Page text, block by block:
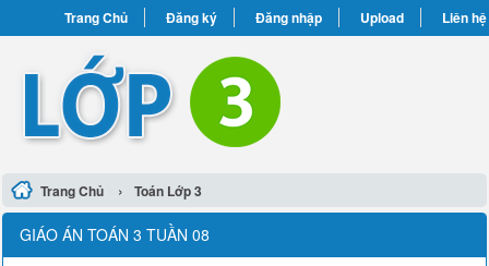
Trang Chủ Đăng ký Đăng nhập Upload Liên hệ
Trang Chủ › Toán Lớp 3
GIÁO ÁN TOÁN 3 TUẦN 08